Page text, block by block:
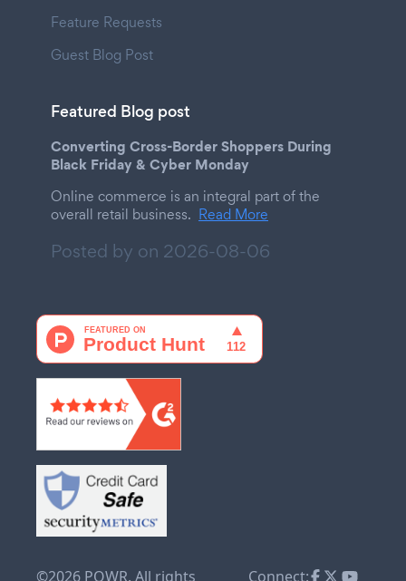
Feature Requests
Guest Blog Post
Featured Blog post
Converting Cross-Border Shoppers During
Black Friday & Cyber Monday
Online commerce is an integral part of the
overall retail business. Read More
Posted by on 2026-08-06
©2026 POWR. All rights Connect: